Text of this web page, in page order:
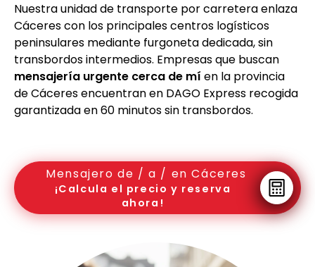
Nuestra unidad de transporte por carretera enlaza
Cáceres con los principales centros logísticos
peninsulares mediante furgoneta dedicada, sin
transbordos intermedios. Empresas que buscan
mensajería urgente cerca de mí en la provincia
de Cáceres encuentran en DAGO Express recogida
garantizada en 60 minutos sin transbordos.
Mensajero de / a / en Cáceres
¡Calcula el precio y reserva
ahora!